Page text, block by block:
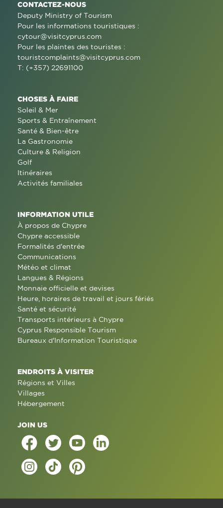
CONTACTEZ-NOUS
Deputy Ministry of Tourism
Pour les informations touristiques :
cytour@visitcyprus.com
Pour les plaintes des touristes :
touristcomplaints@visitcyprus.com
T: (+357) 22691100
CHOSES À FAIRE
Soleil & Mer
Sports & Entraînement
Santé & Bien-être
La Gastronomie
Culture & Religion
Golf
Itinéraires
Activités familiales
INFORMATION UTILE
À propos de Chypre
Chypre accessible
Formalités d'entrée
Communications
Météo et climat
Langues & Régions
Monnaie officielle et devises
Heure, horaires de travail et jours fériés
Santé et sécurité
Transports intérieurs à Chypre
Cyprus Responsible Tourism
Bureaux d'Information Touristique
ENDROITS À VISITER
Régions et Villes
Villages
Hébergement
JOIN US